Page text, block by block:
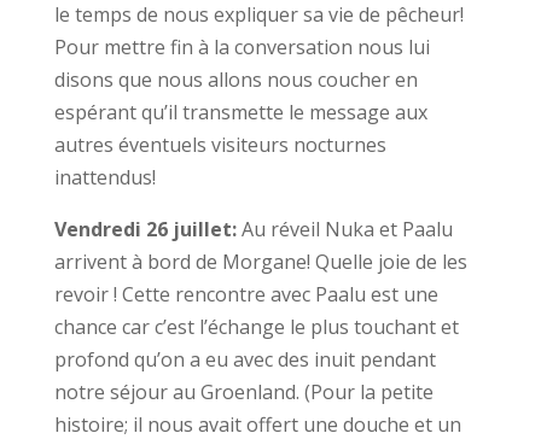
le temps de nous expliquer sa vie de pêcheur!
Pour mettre fin à la conversation nous lui
disons que nous allons nous coucher en
espérant qu’il transmette le message aux
autres éventuels visiteurs nocturnes
inattendus!
Vendredi 26 juillet:Au réveil Nuka et Paalu
arrivent à bord de Morgane! Quelle joie de les
revoir ! Cette rencontre avec Paalu est une
chance car c’est l’échange le plus touchant et
profond qu’on a eu avec des inuit pendant
notre séjour au Groenland. (Pour la petite
histoire; il nous avait offert une douche et un